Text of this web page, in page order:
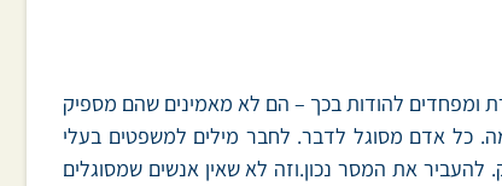
ומפחדים להודות בכך – הם לא מאמינים שהם מספיק
כל אדם מסוגל לדבר. לחבר מילים למשפטים בעלי
את המסר נכון.וזה לא שאין אנשים שמסוגלים